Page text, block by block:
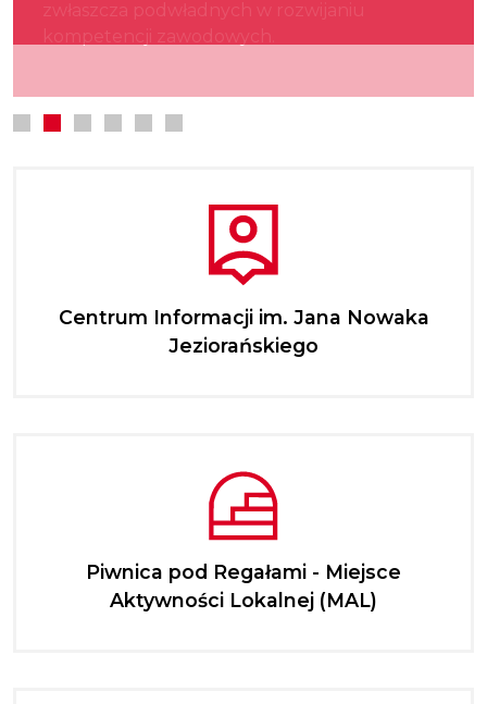
zwłaszcza podwładnych w rozwijaniu
kompetencji zawodowych.
kultury.
najmłodszych.
Centrum Informacji im. Jana Nowaka
Jeziorańskiego
Piwnica pod Regałami - Miejsce
Aktywności Lokalnej (MAL)